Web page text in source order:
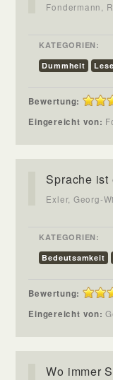
Fondermann,
KATEGORIEN:
Dummheit
Bewertung:
Eingereicht von:
Sprache
Exler, Georg-
KATEGORIEN:
Bedeutsamkeit
Bewertung:
Eingereicht von:
Wo immer